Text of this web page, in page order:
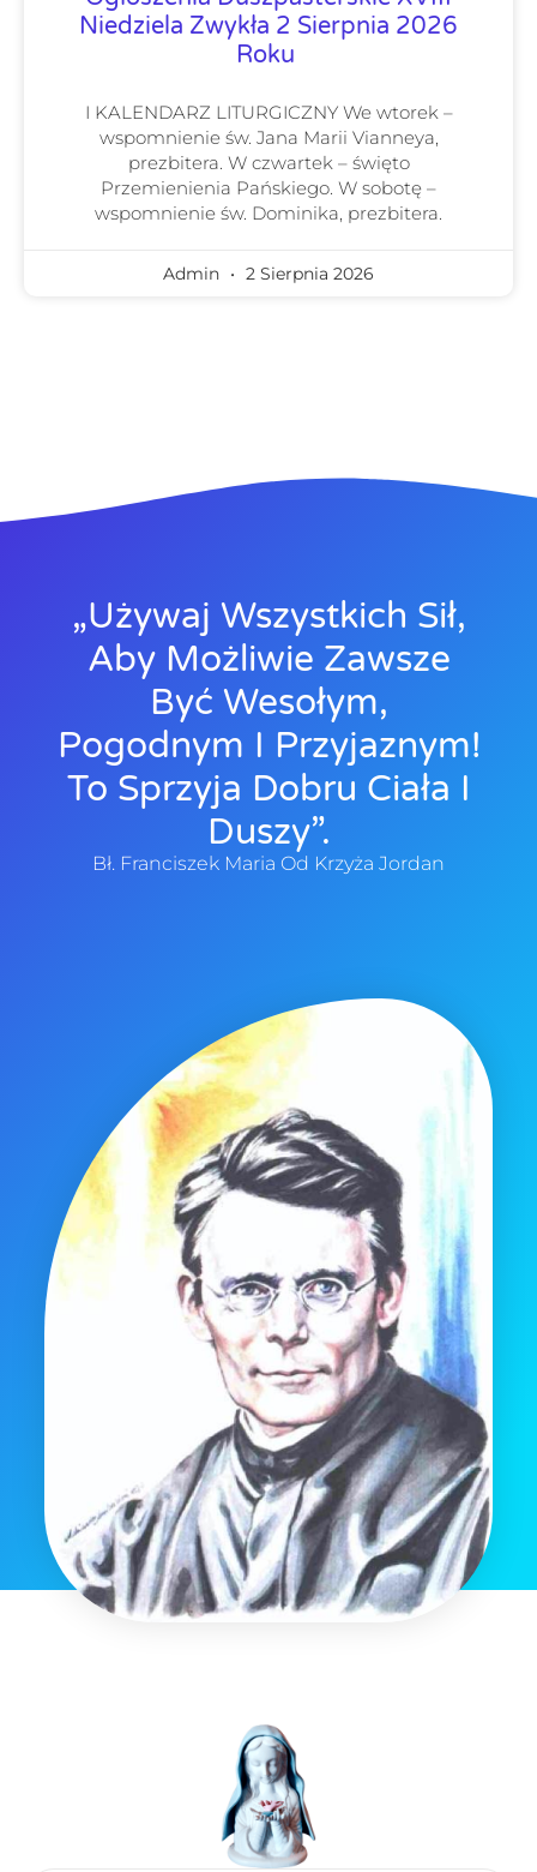
Niedziela Zwykła 2 Sierpnia 2026
Roku
I KALENDARZ LITURGICZNY We wtorek –
wspomnienie św. Jana Marii Vianneya,
prezbitera. W czwartek – święto
Przemienienia Pańskiego. W sobotę –
wspomnienie św. Dominika, prezbitera.
Admin 2 Sierpnia 2026
„Używaj Wszystkich Sił,
Aby Możliwie Zawsze
Być Wesołym,
Pogodnym I Przyjaznym!
To Sprzyja Dobru Ciała I
Duszy”.
Bł. Franciszek Maria Od Krzyża Jordan